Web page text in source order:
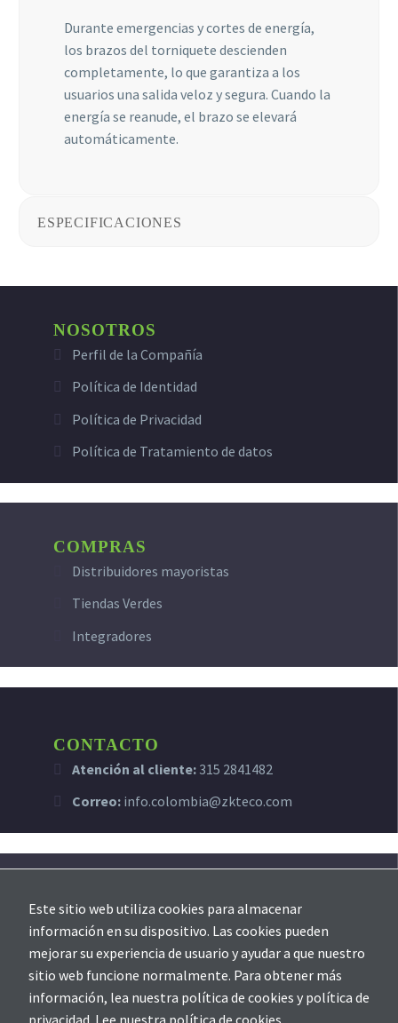
Durante emergencias y cortes de energía,
los brazos del torniquete descienden
completamente, lo que garantiza a los
usuarios una salida veloz y segura. Cuando la
energía se reanude, el brazo se elevará
automáticamente.
ESPECIFICACIONES
NOSOTROS
Perfil de la Compañía
Política de Identidad
Política de Privacidad
Política de Tratamiento de datos
COMPRAS
Distribuidores mayoristas
Tiendas Verdes
Integradores
CONTACTO
Atención al cliente: 315 2841482
Correo: info.colombia@zkteco.com
Creación de ticket
Este sitio web utiliza cookies para almacenar
información en su dispositivo. Las cookies pueden
mejorar su experiencia de usuario y ayudar a que nuestro
sitio web funcione normalmente. Para obtener más
información, lea nuestra política de cookies y política de
privacidad. Lee nuestra política de cookies
mientras visitas
nuestro sitio,
posibilidad de
ver contenido y
ofertas